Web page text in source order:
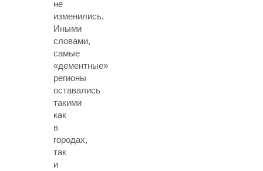
не
изменились.
Иными
словами,
самые
«дементные»
регионы
оставались
такими
как
в
городах,
так
и